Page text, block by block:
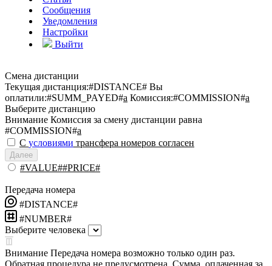
Сообщения
Уведомления
Настройки
Выйти
Смена дистанции
Текущая дистанция:#DISTANCE# Вы
оплатили:#SUMM_PAYED#a Комиссия:#COMMISSION#a
Выберите дистанцию
Внимание Комиссия за смену дистанции равна
#COMMISSION#a
С условиями трансфера номеров согласен
Далее
#VALUE##PRICE#
Передача номера
#DISTANCE#
#NUMBER#
Выберите человека
Внимание Передача номера возможно только один раз.
Обратная процедура не предусмотрена. Сумма, оплаченная за